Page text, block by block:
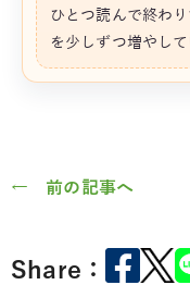
ひとつ読んで終わ
を少しずつ増やし
← 前の記事へ
Share：